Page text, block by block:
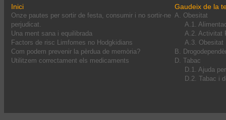
Inici
Onze pautes per sortir de festa, consumir i no sortir-ne
perjudicat.
Una ment sana i equilibrada
Factors de risc Limfomes no Hodgkidians
Com podem prevenir la pèrdua de memòria?
Utilitzem correctament els medicaments
Gaudeix de la
A. Obesitat
A.1.
A.2. Activitat
A.3. Obesitat
B.
D. Tabac
D.1. Ajuda
D.2. Tabac i